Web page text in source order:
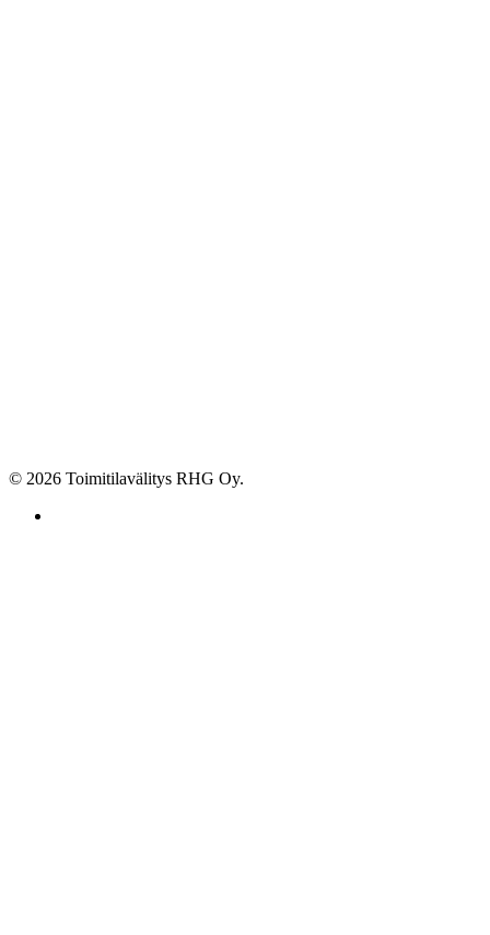
© 2026 Toimitilavälitys RHG Oy.